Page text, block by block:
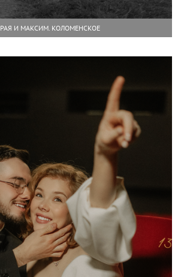
РАЯ И МАКСИМ. КОЛОМЕНСКОЕ